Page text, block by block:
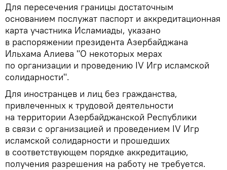
Для пересечения границы достаточным
основанием послужат паспорт и аккредитационная
карта участника Исламиады, указано
в распоряжении президента Азербайджана
Ильхама Алиева "О некоторых мерах
по организации и проведению IV Игр исламской
солидарности".
Для иностранцев и лиц без гражданства,
привлеченных к трудовой деятельности
на территории Азербайджанской Республики
в связи с организацией и проведением IV Игр
исламской солидарности и прошедших
в соответствующем порядке аккредитацию,
получения разрешения на работу не требуется.